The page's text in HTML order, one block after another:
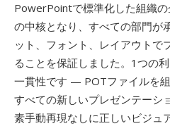
PowerPointで標準化した組織
の中核となり、すべての部門が
ット、フォント、レイアウトで
ることを保証しました。1つの
一貫性です — POTファイルを組
すべての新しいプレゼンテーシ
素手動再現なしに正しいビジュ